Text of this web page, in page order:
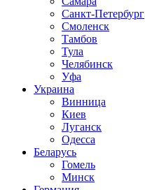
Санкт-Петербург
Смоленск
Тамбов
Тула
Челябинск
Уфа
Украина
Винница
Киев
Луганск
Одесса
Беларусь
Гомель
Минск